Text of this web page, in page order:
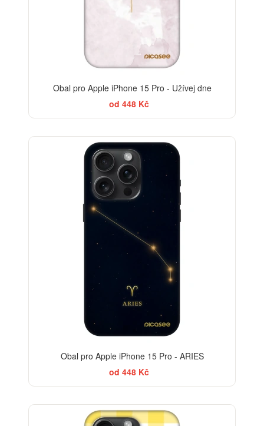
Obal pro Apple iPhone 15 Pro - Užívej dne
od 448 Kč
Obal pro Apple iPhone 15 Pro - ARIES
od 448 Kč